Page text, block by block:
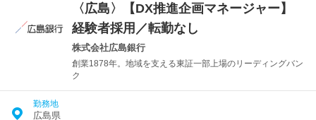
〈広島〉【DX推進企画マネージャー】
経験者採用／転勤なし
株式会社広島銀行
創業1878年。地域を支える東証一部上場のリーディングバン
ク
勤務地
広島県